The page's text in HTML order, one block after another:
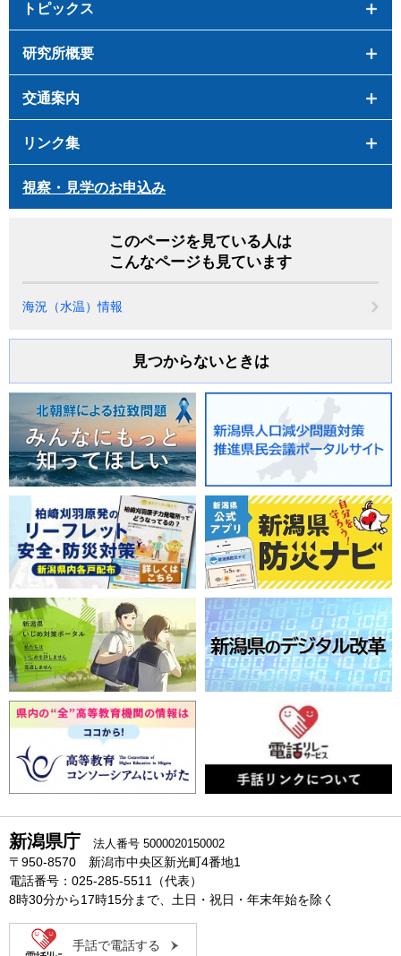
トピックス
研究所概要
交通案内
リンク集
視察・見学のお申込み
このページを見ている人は
こんなページも見ています
海況（水温）情報
見つからないときは
新潟県庁 法人番号 5000020150002
〒950-8570 新潟市中央区新光町4番地1
電話番号：025-285-5511（代表）
8時30分から17時15分まで、土日・祝日・年末年始を除く
手話で電話する